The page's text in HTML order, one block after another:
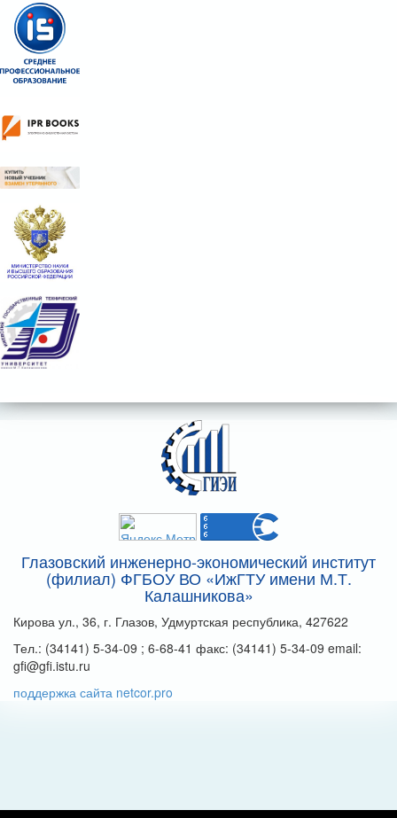
Глазовский инженерно-экономический институт
(филиал) ФГБОУ ВО «ИжГТУ имени М.Т.
Калашникова»
Кирова ул., 36, г. Глазов, Удмуртская республика, 427622
Тел.: (34141) 5-34-09 ; 6-68-41 факс: (34141) 5-34-09 email:
gfi@gfi.istu.ru
поддержка сайта netcor.pro